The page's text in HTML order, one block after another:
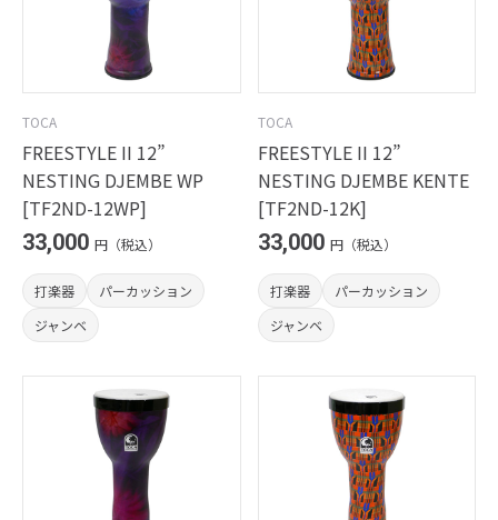
TOCA
FREESTYLE II 12”
NESTING DJEMBE WP
[TF2ND-12WP]
33,000 円（税込）
打楽器
パーカッション
ジャンベ
TOCA
FREESTYLE II 12”
NESTING DJEMBE KENTE
[TF2ND-12K]
33,000 円（税込）
打楽器
パーカッション
ジャンベ